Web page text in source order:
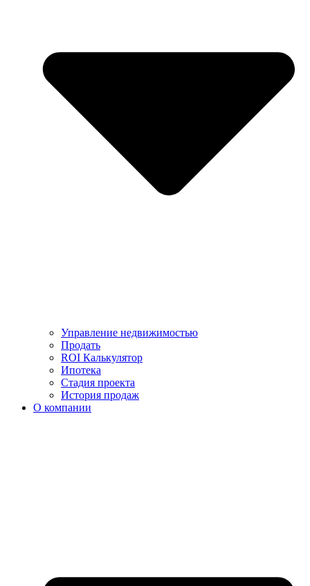
Управление недвижимостью
Продать
ROI Калькулятор
Ипотека
Стадия проекта
История продаж
О компании